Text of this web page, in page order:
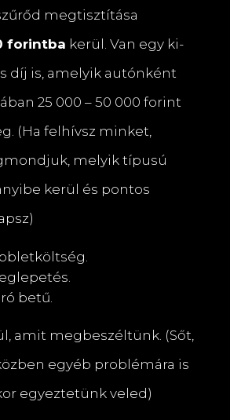
megtisztítása
forintba kerül. Van egy ki-
díj is, amelyik autónként
25 000 – 50 000 forint
(Ha felhívsz minket,
melyik típusú
kerül és pontos
betű.
amit megbeszéltünk. (Sőt,
egyéb problémára is
egyeztetünk veled)